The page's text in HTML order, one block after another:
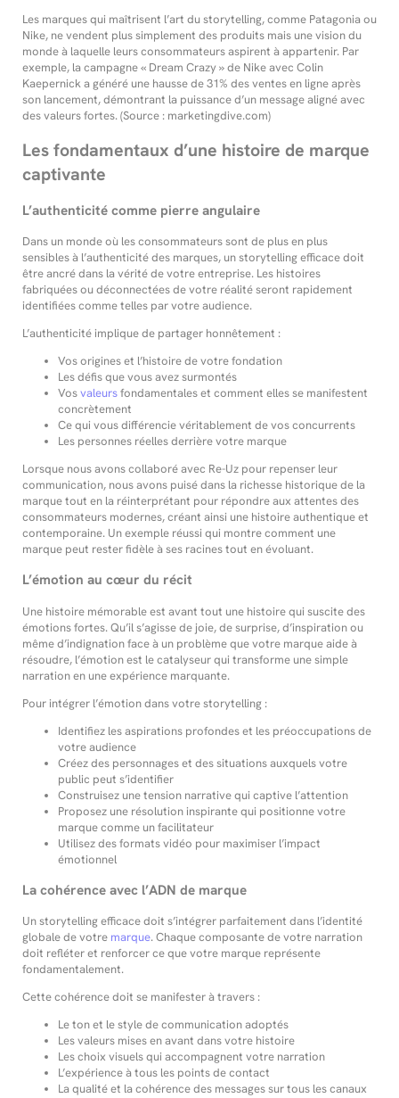
Les marques qui maîtrisent l’art du storytelling, comme Patagonia ou
Nike, ne vendent plus simplement des produits mais une vision du
monde à laquelle leurs consommateurs aspirent à appartenir. Par
exemple, la campagne « Dream Crazy » de Nike avec Colin
Kaepernick a généré une hausse de 31% des ventes en ligne après
son lancement, démontrant la puissance d’un message aligné avec
des valeurs fortes. (Source : marketingdive.com)
Les fondamentaux d’une histoire de marque
captivante
L’authenticité comme pierre angulaire
Dans un monde où les consommateurs sont de plus en plus
sensibles à l’authenticité des marques, un storytelling efficace doit
être ancré dans la vérité de votre entreprise. Les histoires
fabriquées ou déconnectées de votre réalité seront rapidement
identifiées comme telles par votre audience.
L’authenticité implique de partager honnêtement :
Vos origines et l’histoire de votre fondation
Les défis que vous avez surmontés
Vosvaleursfondamentales et comment elles se manifestent
concrètement
Ce qui vous différencie véritablement de vos concurrents
Les personnes réelles derrière votre marque
Lorsque nous avons collaboré avec Re-Uz pour repenser leur
communication, nous avons puisé dans la richesse historique de la
marque tout en la réinterprétant pour répondre aux attentes des
consommateurs modernes, créant ainsi une histoire authentique et
contemporaine. Un exemple réussi qui montre comment une
marque peut rester fidèle à ses racines tout en évoluant.
L’émotion au cœur du récit
Une histoire mémorable est avant tout une histoire qui suscite des
émotions fortes. Qu’il s’agisse de joie, de surprise, d’inspiration ou
même d’indignation face à un problème que votre marque aide à
résoudre, l’émotion est le catalyseur qui transforme une simple
narration en une expérience marquante.
Pour intégrer l’émotion dans votre storytelling :
Identifiez les aspirations profondes et les préoccupations de
votre audience
Créez des personnages et des situations auxquels votre
public peut s’identifier
Construisez une tension narrative qui captive l’attention
Proposez une résolution inspirante qui positionne votre
marque comme un facilitateur
Utilisez des formats vidéo pour maximiser l’impact
émotionnel
La cohérence avec l’ADN de marque
Un storytelling efficace doit s’intégrer parfaitement dans l’identité
globale de votre marque. Chaque composante de votre narration
doit refléter et renforcer ce que votre marque représente
fondamentalement.
Cette cohérence doit se manifester à travers :
Le ton et le style de communication adoptés
Les valeurs mises en avant dans votre histoire
Les choix visuels qui accompagnent votre narration
L’expérience à tous les points de contact
La qualité et la cohérence des messages sur tous les canaux